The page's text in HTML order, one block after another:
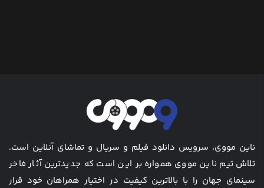
ناین مووی، سرویس دانلود فیلم و سریال و تماشای آنلاین است.
تلاش تیم ناین مووی همواره بر این است که جدیدترین آثار فاخر
سینمای جهان را با بالاترین کیفیت در اختیار همراهان خود قرار